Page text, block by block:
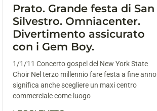
Prato. Grande festa di San
Silvestro. Omniacenter.
Divertimento assicurato
con i Gem Boy.
1/1/11 Concerto gospel del New York State
Choir Nel terzo millennio fare festa a fine anno
significa anche scegliere un maxi centro
commerciale come luogo